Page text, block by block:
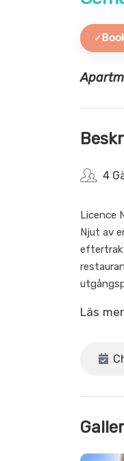
4
Licence
Njut av
Läs